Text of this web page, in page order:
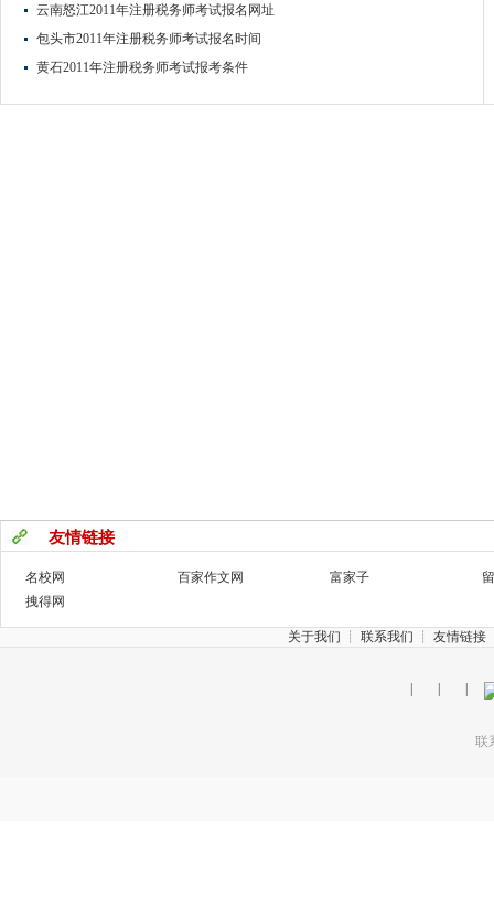
云南怒江2011年注册税务师考试报名网址
包头市2011年注册税务师考试报名时间
黄石2011年注册税务师考试报考条件
友情链接
名校网 百家作文网 富家子
拽得网
关于我们 ┊ 联系我们 ┊ 友情链接
联